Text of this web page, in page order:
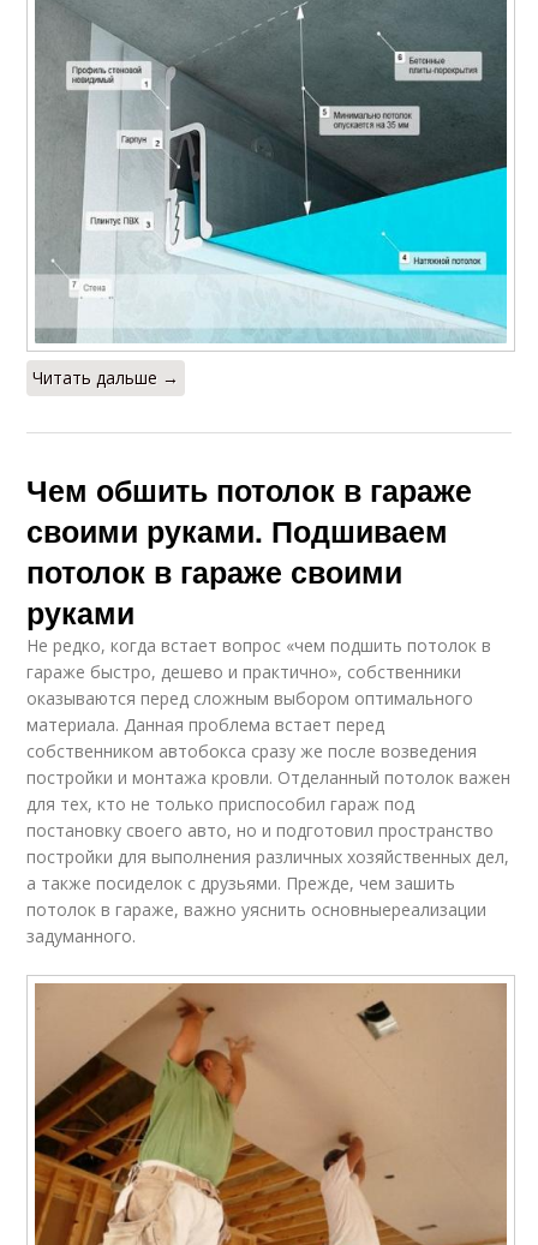
Читать дальше →
Чем обшить потолок в гараже
своими руками. Подшиваем
потолок в гараже своими
руками
Не редко, когда встает вопрос «чем подшить потолок в
гараже быстро, дешево и практично», собственники
оказываются перед сложным выбором оптимального
материала. Данная проблема встает перед
собственником автобокса сразу же после возведения
постройки и монтажа кровли. Отделанный потолок важен
для тех, кто не только приспособил гараж под
постановку своего авто, но и подготовил пространство
постройки для выполнения различных хозяйственных дел,
а также посиделок с друзьями. Прежде, чем зашить
потолок в гараже, важно уяснить основныереализации
задуманного.